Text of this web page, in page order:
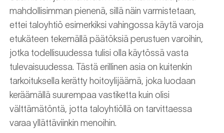
mahdollisimman pienenä, sillä näin varmistetaan,
ettei taloyhtiö esimerkiksi vahingossa käytä varoja
etukäteen tekemällä päätöksiä perustuen varoihin,
jotka todellisuudessa tulisi olla käytössä vasta
tulevaisuudessa. Tästä erillinen asia on kuitenkin
tarkoituksella kerätty hoitoylijäämä, joka luodaan
keräämällä suurempaa vastiketta kuin olisi
välttämätöntä, jotta taloyhtiöllä on tarvittaessa
varaa yllättäviinkin menoihin.